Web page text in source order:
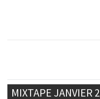
MIXTAPE JANVIER